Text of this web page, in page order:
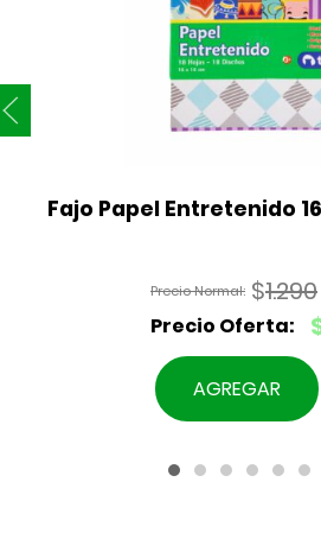
Fajo Papel Entretenido 16
$1.290
El
precio
original
El
precio
actual
$1.190.
AGREGAR